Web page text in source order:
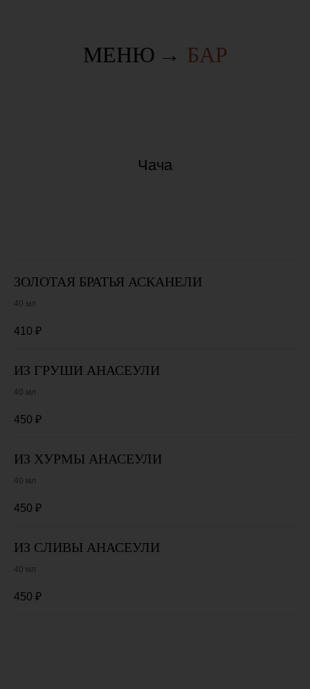
МЕНЮ → БАР
Чача
ЗОЛОТАЯ БРАТЬЯ АСКАНЕЛИ
40 мл
410 ₽
ИЗ ГРУШИ АНАСЕУЛИ
40 мл
450 ₽
ИЗ ХУРМЫ АНАСЕУЛИ
40 мл
450 ₽
ИЗ СЛИВЫ АНАСЕУЛИ
40 мл
450 ₽